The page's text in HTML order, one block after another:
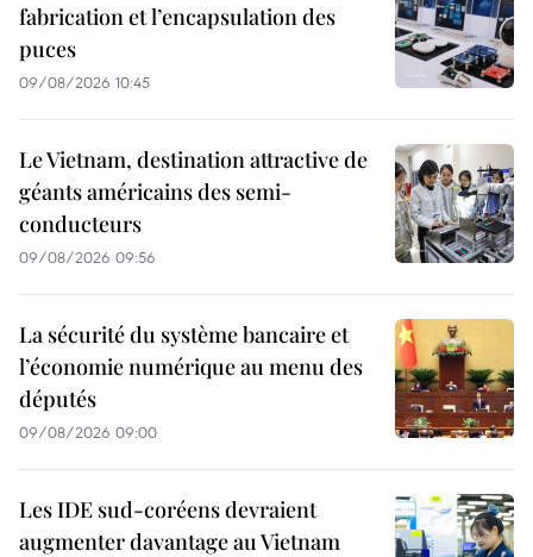
fabrication et l’encapsulation des
puces
09/08/2026 10:45
Le Vietnam, destination attractive de
géants américains des semi-
conducteurs
09/08/2026 09:56
La sécurité du système bancaire et
l’économie numérique au menu des
députés
09/08/2026 09:00
Les IDE sud-coréens devraient
augmenter davantage au Vietnam